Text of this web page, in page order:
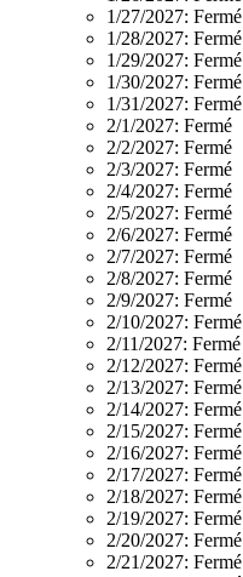
1/27/2027: Fermé
1/28/2027: Fermé
1/29/2027: Fermé
1/30/2027: Fermé
1/31/2027: Fermé
2/1/2027: Fermé
2/2/2027: Fermé
2/3/2027: Fermé
2/4/2027: Fermé
2/5/2027: Fermé
2/6/2027: Fermé
2/7/2027: Fermé
2/8/2027: Fermé
2/9/2027: Fermé
2/10/2027: Fermé
2/11/2027: Fermé
2/12/2027: Fermé
2/13/2027: Fermé
2/14/2027: Fermé
2/15/2027: Fermé
2/16/2027: Fermé
2/17/2027: Fermé
2/18/2027: Fermé
2/19/2027: Fermé
2/20/2027: Fermé
2/21/2027: Fermé